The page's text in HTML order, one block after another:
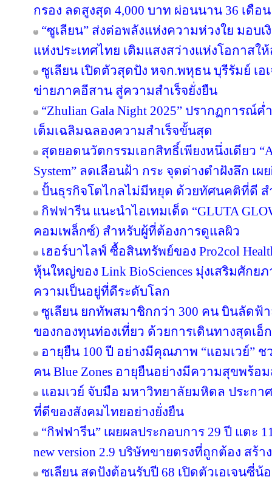
กรอง ลดสูงสุด 4,000 บาท ผ่อนนาน 36 เดือน
“ซูเลียน” ส่งต่อพลังแห่งความห่วงใย มอ
แห่งประเทศไทย เติมแสงสว่างแห่งโอกาสใ
ซูเลียน เปิดตัวสุดปัง หจก.พหุธน บุรีรัมย์ เอ
ข่ายภาคอีสาน สู่ความสำเร็จยั่งยืน
“Zhulian Gala Night 2025” ปรากฏการณ์
เต็มเฉลิมฉลองความสำเร็จขั้นสุด
สุดยอดนวัตกรรมเอกสิทธิ์เพียงหนึ่งเดียว
System” ลดเลือนฝ้า กระ จุดด่างดำฝังลึก เ
ปั้นธุรกิจโตไกลไม่มีหยุด ด้วยทัศนคติที่ดี ส
กิฟฟารีน แนะนำไอเทมเด็ด “GLUTA
คอมเพล็กซ์) สำหรับผู้ที่ต้องการดูแลผิว
เฮอร์บาไลฟ์ ซื้อสินทรัพย์ของ Pro2col
หุ้นใหญ่ของ Link BioSciences มุ่งเสริมศัก
ความเป็นอยู่ที่ดีระดับโลก
ซูเลียน ยกทัพสมาชิกกว่า 300 คน บินลัดฟ้
ของกองทุนท่องเที่ยว ด้วยการเดินทางสุดเ
อายุยืน 100 ปี อย่างมีคุณภาพ “แอมเวย์” ช
คน Blue Zones อายุยืนอย่างมีความสุขพร้อ
แอมเวย์ จับมือ มหาวิทยาลัยมหิดล ประกา
ที่ดีของสังคมไทยอย่างยั่งยืน
“กิฟฟารีน” เผยผลประกอบการ 29 ปี แตะ
new version 2.9 บริษัทขายตรงที่ถูกต้อง สร้
ซูเลียน สุดปังต้อนรับปี 68 เปิดตัวเอเจนซี่น้